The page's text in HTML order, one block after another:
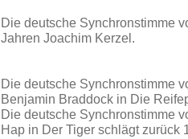
Die deutsche Synchronstimme
Jahren Joachim Kerzel.
Die deutsche Synchronstimme
Benjamin Braddock in Die
Die deutsche Synchronstimme
Hap in Der Tiger schlägt zurück